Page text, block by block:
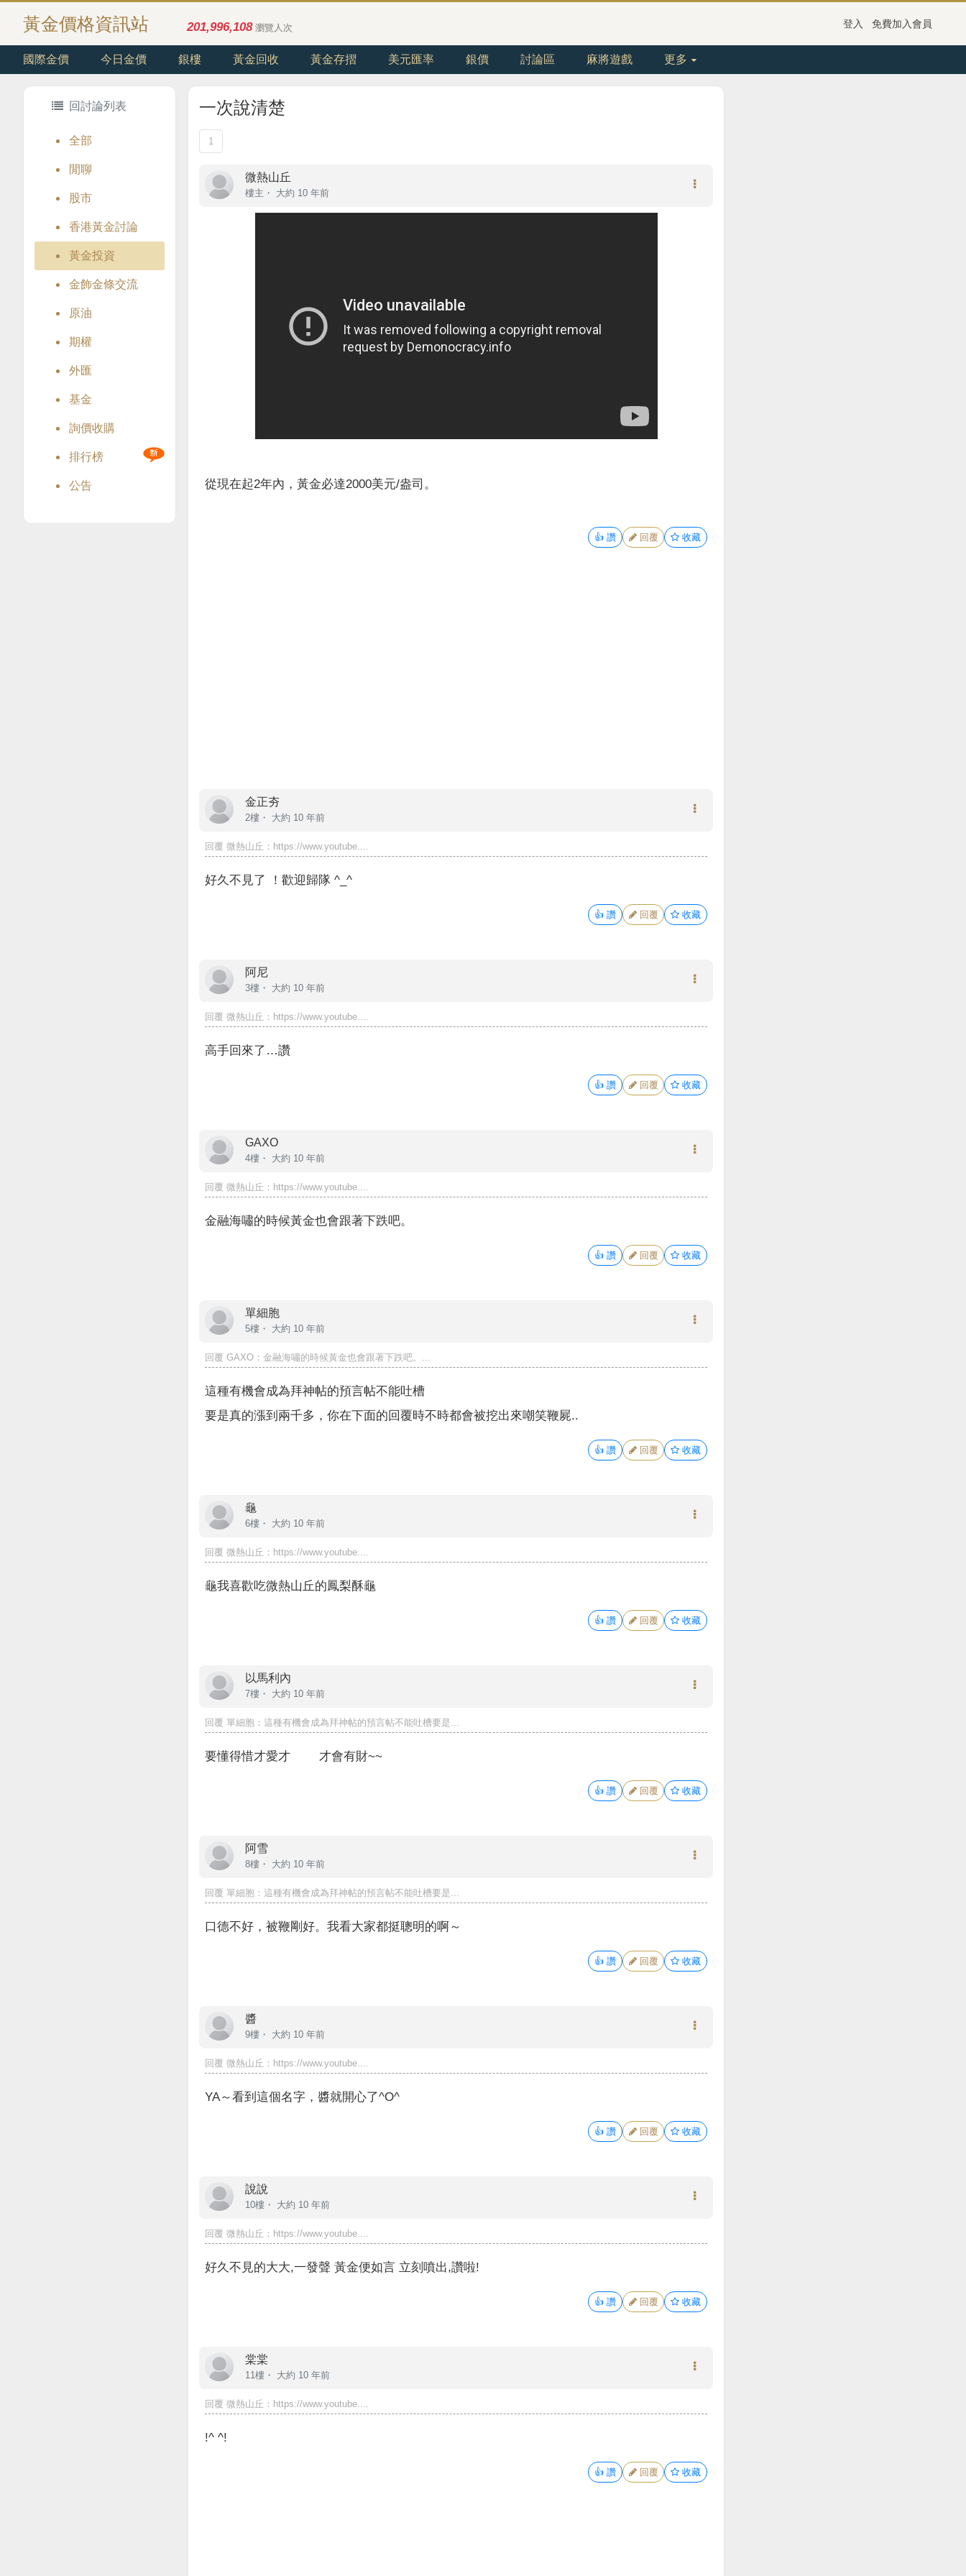
黃金價格資訊站 201,996,108 瀏覽人次 登入 免費加入會員
國際金價 今日金價 銀樓 黃金回收 黃金存摺 美元匯率 銀價 討論區 麻將遊戲 更多
回討論列表
全部
閒聊
股市
香港黃金討論
黃金投資
金飾金條交流
原油
期權
外匯
基金
詢價收購
排行榜
公告
一次說清楚
1
微熱山丘
樓主 ・ 大約 10 年前
從現在起2年內，黃金必達2000美元/盎司。
👍 讚 回覆 收藏
金正夯
2樓・ 大約 10 年前
回覆微熱山丘 ：https://www.youtube....
好久不見了 ！歡迎歸隊 ^_^
👍 讚 回覆 收藏
阿尼
3樓・ 大約 10 年前
回覆微熱山丘 ：https://www.youtube....
高手回來了…讚
👍 讚 回覆 收藏
GAXO
4樓・ 大約 10 年前
回覆微熱山丘 ：https://www.youtube....
金融海嘯的時候黃金也會跟著下跌吧。
👍 讚 回覆 收藏
單細胞
5樓・ 大約 10 年前
回覆GAXO ：金融海嘯的時候黃金也會跟著下跌吧。...
這種有機會成為拜神帖的預言帖不能吐槽
要是真的漲到兩千多，你在下面的回覆時不時都會被挖出來嘲笑鞭屍..
👍 讚 回覆 收藏
龜
6樓・ 大約 10 年前
回覆微熱山丘 ：https://www.youtube....
龜我喜歡吃微熱山丘的鳳梨酥龜
👍 讚 回覆 收藏
以馬利內
7樓・ 大約 10 年前
回覆單細胞 ：這種有機會成為拜神帖的預言帖不能吐槽要是...
要懂得惜才愛才 才會有財~~
👍 讚 回覆 收藏
阿雪
8樓・ 大約 10 年前
回覆單細胞 ：這種有機會成為拜神帖的預言帖不能吐槽要是...
口德不好，被鞭剛好。我看大家都挺聰明的啊～
👍 讚 回覆 收藏
醬
9樓・ 大約 10 年前
回覆微熱山丘 ：https://www.youtube....
YA～看到這個名字，醬就開心了^O^
👍 讚 回覆 收藏
說說
10樓・ 大約 10 年前
回覆微熱山丘 ：https://www.youtube....
好久不見的大大,一發聲 黃金便如言 立刻噴出,讚啦!
👍 讚 回覆 收藏
棠棠
11樓・ 大約 10 年前
回覆微熱山丘 ：https://www.youtube....
!^ ^!
👍 讚 回覆 收藏